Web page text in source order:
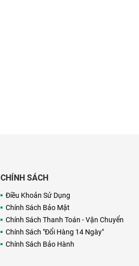
CHÍNH SÁCH
Điều Khoản Sử Dụng
Chính Sách Bảo Mật
Chính Sách Thanh Toán - Vận Chuyển
Chính Sách "Đổi Hàng 14 Ngày"
Chính Sách Bảo Hành